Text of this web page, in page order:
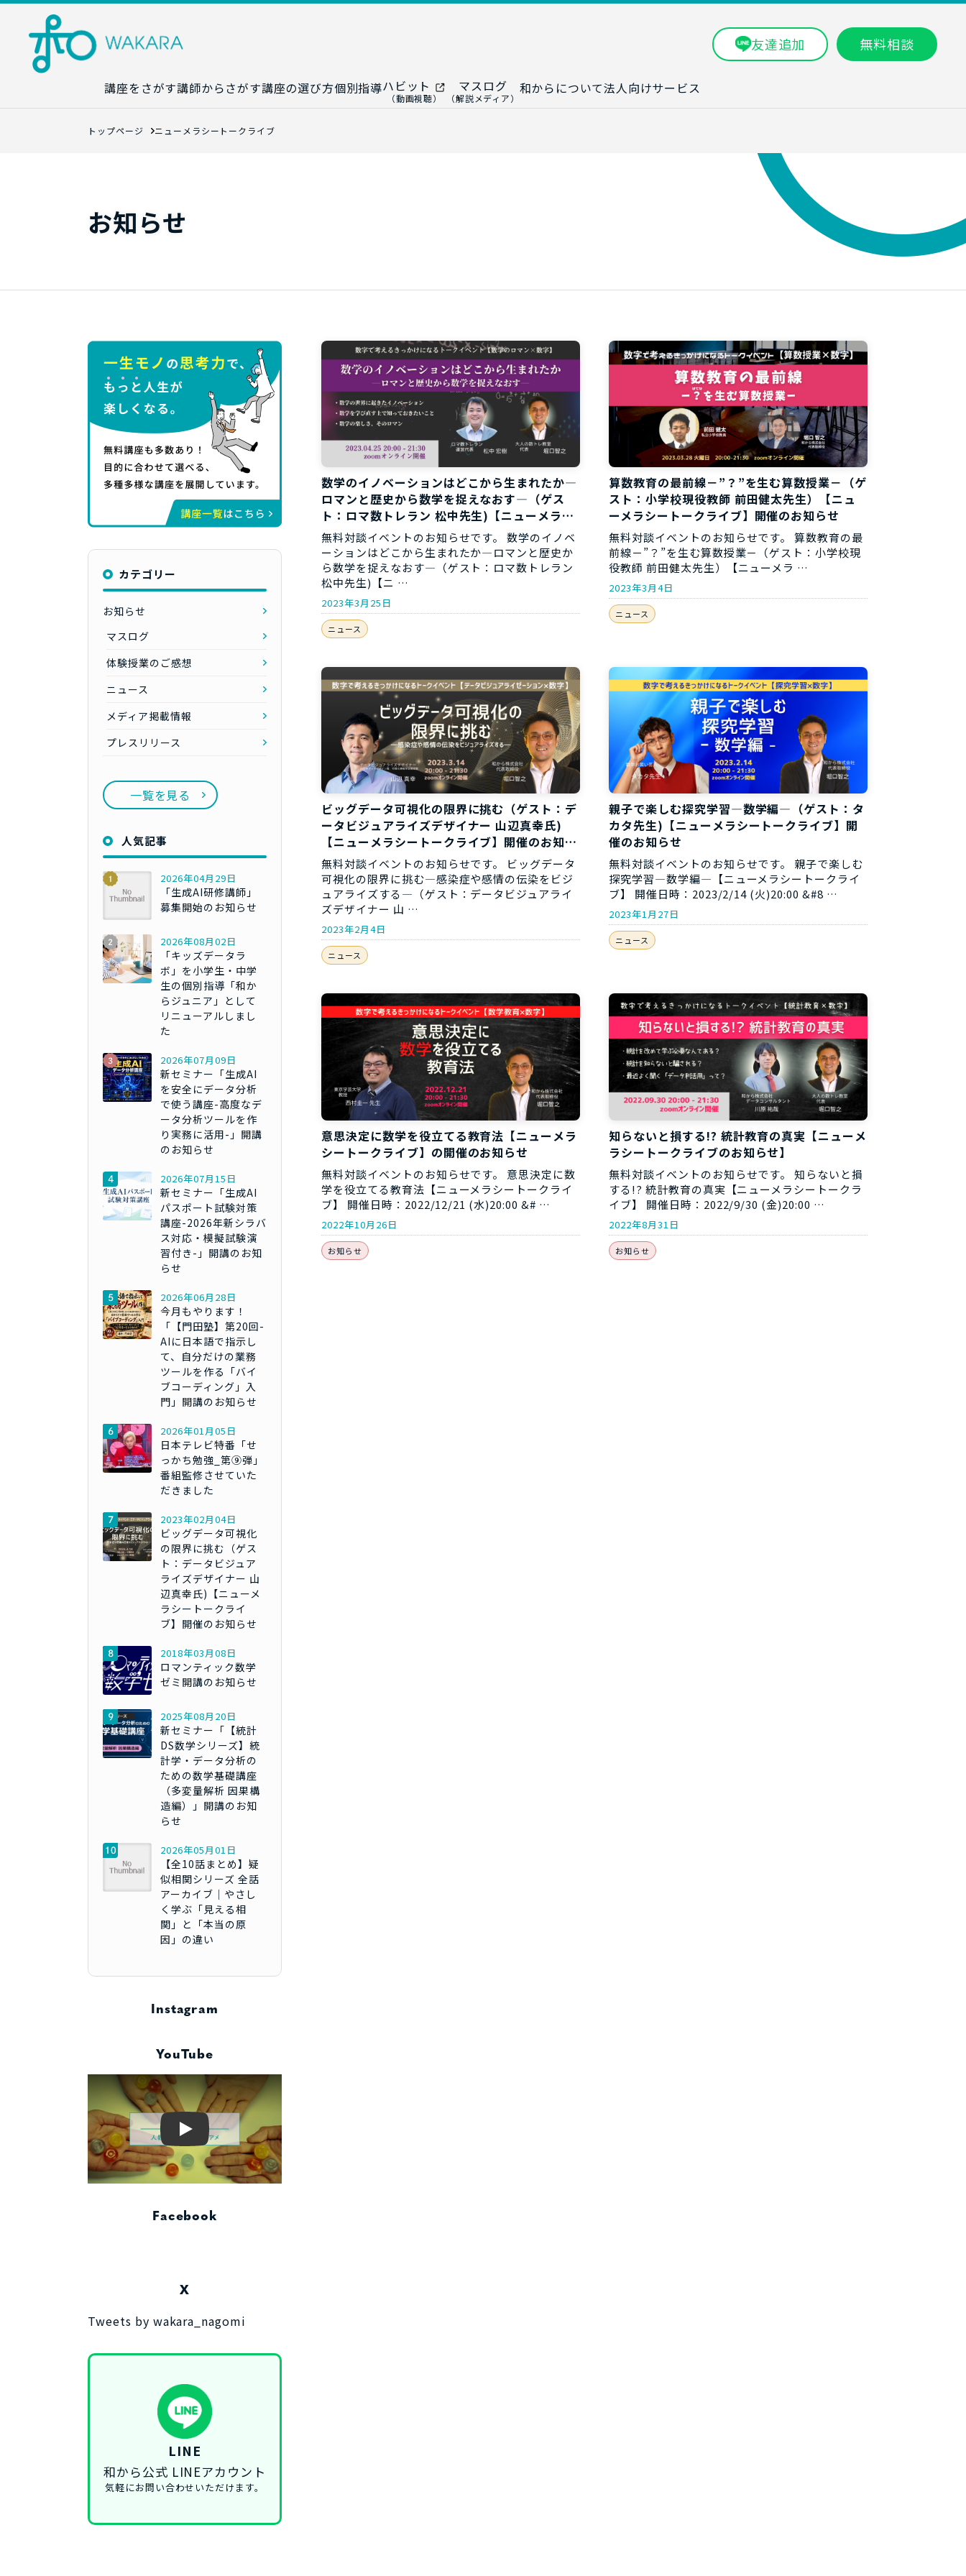
友達追加 無料相談
講座をさがす講師からさがす講座の選び方
講座カレンダー
個別指導ハビット
（動画視聴）
マスログ
（解説メディア）
和からについて法人向けサービス
トップページ ニューメラシートークライブ
お知らせ
数学のイノベーションはどこから生まれたか―
ロマンと歴史から数学を捉えなおす―（ゲス
ト：ロマ数トレラン 松中先生)【ニューメラシ
ートークライブ】開催のお知らせ
無料対談イベントのお知らせです。 数学のイノベ
ーションはどこから生まれたか―ロマンと歴史か
ら数学を捉えなおす―（ゲスト：ロマ数トレラン
松中先生)【ニ …
2023年3月25日
ニュース
算数教育の最前線－”？”を生む算数授業－（ゲ
スト：小学校現役教師 前田健太先生）【ニュ
ーメラシートークライブ】開催のお知らせ
無料対談イベントのお知らせです。 算数教育の最
前線－”？”を生む算数授業－（ゲスト：小学校現
役教師 前田健太先生）【ニューメラ …
2023年3月4日
ニュース
ビッグデータ可視化の限界に挑む（ゲスト：デ
ータビジュアライズデザイナー 山辺真幸氏)
【ニューメラシートークライブ】開催のお知ら
せ
無料対談イベントのお知らせです。 ビッグデータ
可視化の限界に挑む―感染症や感情の伝染をビジ
ュアライズする―（ゲスト：データビジュアライ
ズデザイナー 山 …
2023年2月4日
ニュース
親子で楽しむ探究学習―数学編―（ゲスト：タ
カタ先生)【ニューメラシートークライブ】開
催のお知らせ
無料対談イベントのお知らせです。 親子で楽しむ
探究学習―数学編―【ニューメラシートークライ
ブ】 開催日時：2023/2/14 (火)20:00 &#8 …
2023年1月27日
ニュース
意思決定に数学を役立てる教育法【ニューメラ
シートークライブ】の開催のお知らせ
無料対談イベントのお知らせです。 意思決定に数
学を役立てる教育法【ニューメラシートークライ
ブ】 開催日時：2022/12/21 (水)20:00 &# …
2022年10月26日
お知らせ
知らないと損する!? 統計教育の真実【ニューメ
ラシートークライブのお知らせ】
無料対談イベントのお知らせです。 知らないと損
する!? 統計教育の真実【ニューメラシートークラ
イブ】 開催日時：2022/9/30 (金)20:00 …
2022年8月31日
お知らせ
カテゴリー
お知らせ
マスログ
体験授業のご感想
ニュース
メディア掲載情報
プレスリリース
一覧を見る
人気記事
2026年04月29日
「生成AI研修講師」
募集開始のお知らせ
2026年08月02日
「キッズデータラ
ボ」を小学生・中学
生の個別指導「和か
らジュニア」として
リニューアルしまし
た
2026年07月09日
新セミナー「生成AI
を安全にデータ分析
で使う講座-高度なデ
ータ分析ツールを作
り実務に活用-」開講
のお知らせ
2026年07月15日
新セミナー「生成AI
パスポート試験対策
講座-2026年新シラバ
ス対応・模擬試験演
習付き-」開講のお知
らせ
2026年06月28日
今月もやります！
「【門田塾】第20回-
AIに日本語で指示し
て、自分だけの業務
ツールを作る「バイ
ブコーディング」入
門」開講のお知らせ
2026年01月05日
日本テレビ特番「せ
っかち勉強_第⑨弾」
番組監修させていた
だきました
2023年02月04日
ビッグデータ可視化
の限界に挑む（ゲス
ト：データビジュア
ライズデザイナー 山
辺真幸氏)【ニューメ
ラシートークライ
ブ】開催のお知らせ
2018年03月08日
ロマンティック数学
ゼミ開講のお知らせ
2025年08月20日
新セミナー「【統計
DS数学シリーズ】統
計学・データ分析の
ための数学基礎講座
（多変量解析 因果構
造編）」開講のお知
らせ
2026年05月01日
【全10話まとめ】疑
似相関シリーズ 全話
アーカイブ｜やさし
く学ぶ「見える相
関」と「本当の原
因」の違い
Instagram
YouTube
Play
Facebook
X
Tweets by wakara_nagomi
LINE
和から公式 LINEアカウント
気軽にお問い合わせいただけます。